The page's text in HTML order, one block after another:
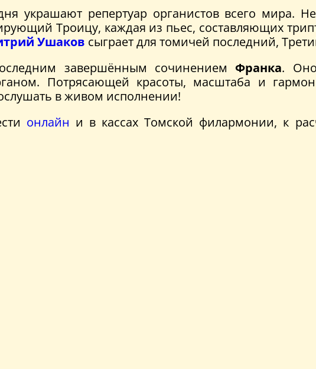
украшают репертуар органистов всего мира.
Троицу, каждая из пьес, составляющих
Ушаков сыграет для томичей последний,
завершённым сочинением Франка. Оно
Потрясающей красоты, масштаба и
в живом исполнении!
онлайн и в кассах Томской филармонии, к